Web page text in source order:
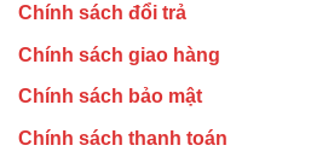
Chính sách đổi trả
Chính sách giao hàng
Chính sách bảo mật
Chính sách thanh toán